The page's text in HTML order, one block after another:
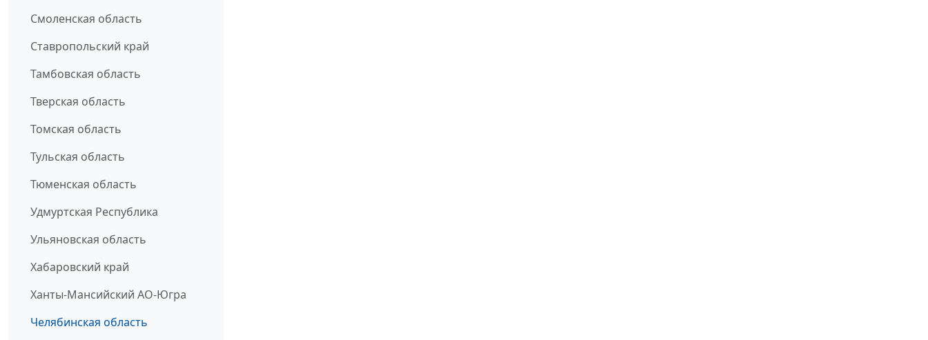
Смоленская область
Ставропольский край
Тамбовская область
Тверская область
Томская область
Тульская область
Тюменская область
Удмуртская Республика
Ульяновская область
Хабаровский край
Ханты-Мансийский АО-Югра
Челябинская область